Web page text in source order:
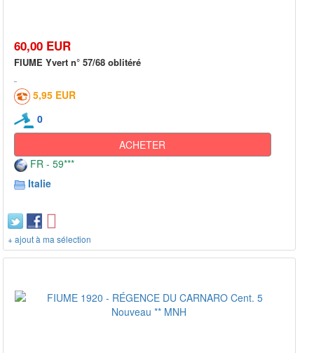
60,00 EUR
FIUME Yvert n° 57/68 oblitéré
5,95 EUR
0
ACHETER
FR - 59***
Italie
+ ajout à ma sélection